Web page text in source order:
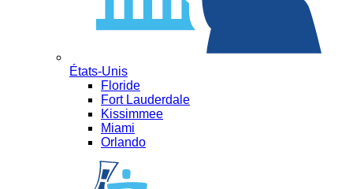
États-Unis
Floride
Fort Lauderdale
Kissimmee
Miami
Orlando